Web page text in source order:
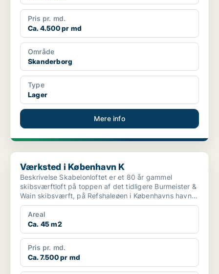
Pris pr. md.
Ca. 4.500 pr md
Område
Skanderborg
Type
Lager
Mere info
Værksted i København K
Værksted i København K
Beskrivelse Skabelonloftet er et 80 år gammel
skibsværftloft på toppen af det tidligere Burmeister &
Wain skibsværft, på Refshaleøen i Københavns havn.
Det ...
Areal
Ca. 45 m2
Pris pr. md.
Ca. 7.500 pr md